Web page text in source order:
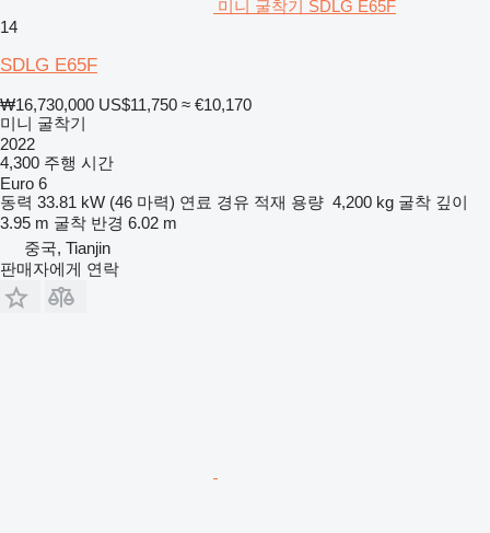
미니 굴착기 SDLG E65F
14
SDLG E65F
₩16,730,000 US$11,750 ≈ €10,170
미니 굴착기
2022
4,300 주행 시간
Euro 6
동력 33.81 kW (46 마력) 연료 경유 적재 용량 4,200 kg 굴착 깊이
3.95 m 굴착 반경 6.02 m
중국, Tianjin
판매자에게 연락